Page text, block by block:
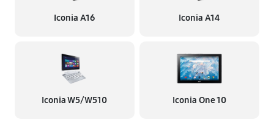
Iconia A16 Iconia A14
Iconia W5/W510 Iconia One 10